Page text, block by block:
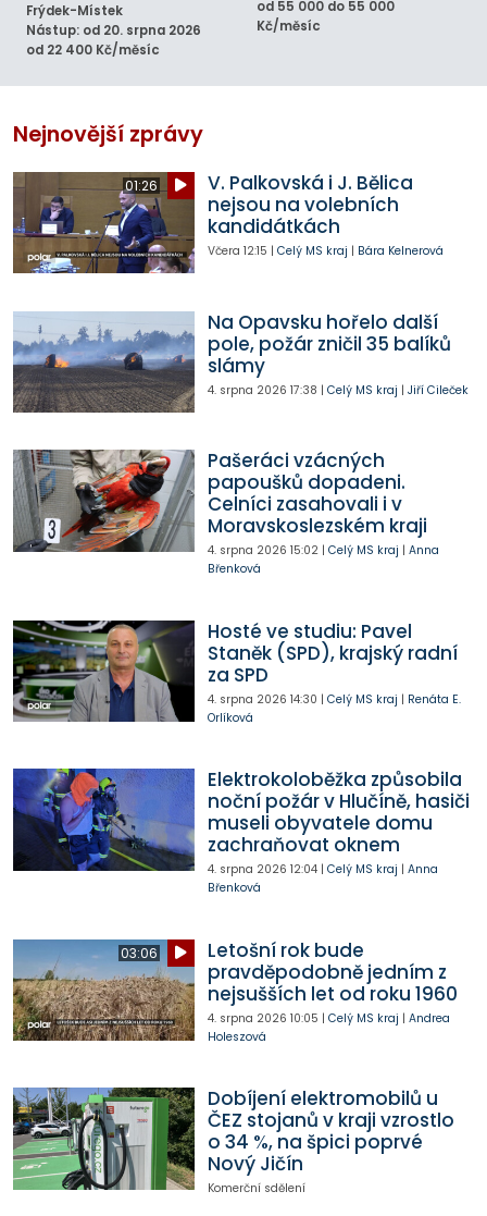
Frýdek-Místek
Nástup: od 20. srpna 2026
od 22 400 Kč/měsíc
od 55 000 do 55 000
Kč/měsíc
Nejnovější zprávy
01:26
V. Palkovská i J. Bělica
nejsou na volebních
kandidátkách
Včera 12:15 | Celý MS kraj | Bára Kelnerová
Na Opavsku hořelo další
pole, požár zničil 35 balíků
slámy
4. srpna 2026 17:38 | Celý MS kraj | Jiří Cileček
Pašeráci vzácných
papoušků dopadeni.
Celníci zasahovali i v
Moravskoslezském kraji
4. srpna 2026 15:02| Celý MS kraj | Anna
Břenková
Hosté ve studiu: Pavel
Staněk (SPD), krajský radní
za SPD
4. srpna 2026 14:30 | Celý MS kraj | Renáta E.
Orlíková
Elektrokoloběžka způsobila
noční požár v Hlučíně, hasiči
museli obyvatele domu
zachraňovat oknem
4. srpna 2026 12:04| Celý MS kraj | Anna
Břenková
03:06
Letošní rok bude
pravděpodobně jedním z
nejsušších let od roku 1960
4. srpna 2026 10:05 | Celý MS kraj | Andrea
Holeszová
Dobíjení elektromobilů u
ČEZ stojanů v kraji vzrostlo
o 34 %, na špici poprvé
Nový Jičín
Komerční sdělení